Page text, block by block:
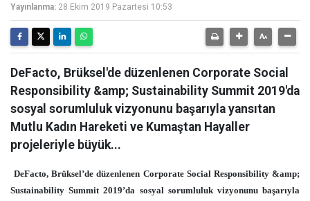
Yayınlanma: 28 Ekim 2019 Pazartesi 10:53
DeFacto, Brüksel'de düzenlenen Corporate Social
Responsibility &amp; Sustainability Summit 2019'da
sosyal sorumluluk vizyonunu başarıyla yansıtan
Mutlu Kadın Hareketi ve Kumaştan Hayaller
projeleriyle büyük...
DeFacto, Brüksel’de düzenlenen Corporate Social Responsibility &amp;
Sustainability Summit 2019’da sosyal sorumluluk vizyonunu başarıyla